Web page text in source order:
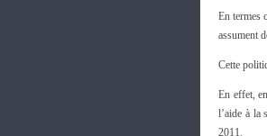
En termes
assument
Cette
En effet,
l’aide à la
2011.